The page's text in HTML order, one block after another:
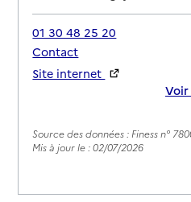
01 30 48 25 20
Contact
Site internet
Voir
Source des données : Finess n°
Mis à jour le : 02/07/2026